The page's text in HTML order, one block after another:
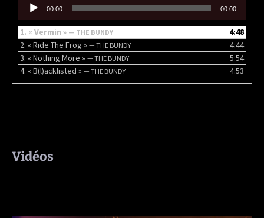
audio
00:00 00:00
1. « Vermin » — THE BUNDY
4:48
2. « Ride The Frog » — THE BUNDY
4:44
3. « Nothing More » — THE BUNDY
5:54
4. « B(l)acklisted » — THE BUNDY 4:53
Vidéos